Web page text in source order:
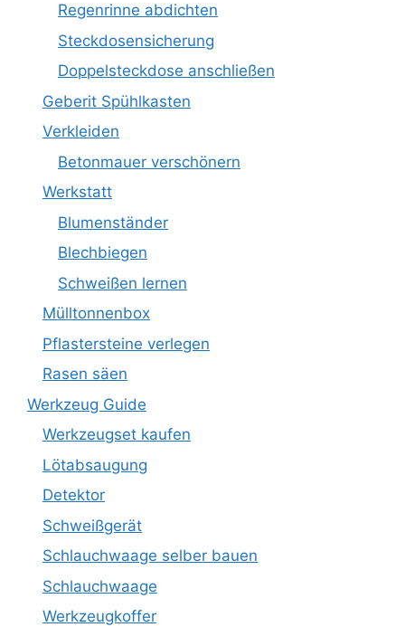
Regenrinne abdichten
Steckdosensicherung
Doppelsteckdose anschließen
Geberit Spühlkasten
Verkleiden
Betonmauer verschönern
Werkstatt
Blumenständer
Blechbiegen
Schweißen lernen
Mülltonnenbox
Pflastersteine verlegen
Rasen säen
Werkzeug Guide
Werkzeugset kaufen
Lötabsaugung
Detektor
Schweißgerät
Schlauchwaage selber bauen
Schlauchwaage
Werkzeugkoffer